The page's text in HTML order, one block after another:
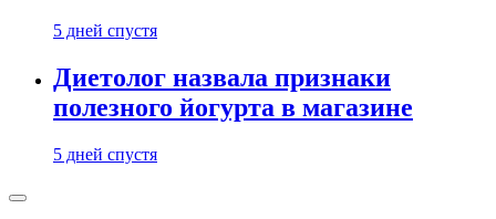
5 дней спустя
Диетолог назвала признаки
полезного йогурта в магазине
5 дней спустя